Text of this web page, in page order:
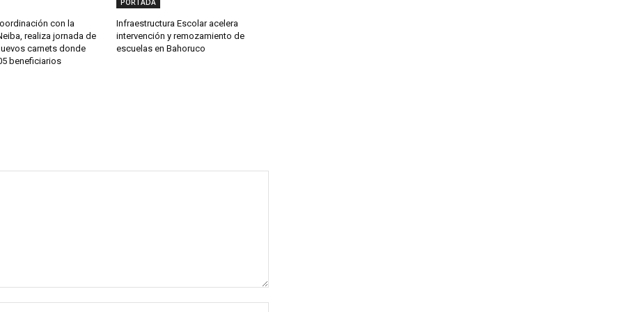
con la
realiza jornada de
carnets donde
beneficiarios
PORTADA
Infraestructura Escolar acelera
intervención y remozamiento de
escuelas en Bahoruco